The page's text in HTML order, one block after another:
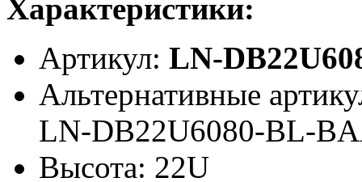
Характеристики:
Артикул: LN-
Альтернативные
LN-DB22U6080-BL-
Высота: 22U